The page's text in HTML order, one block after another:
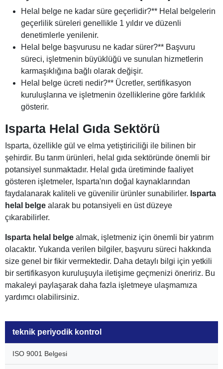
teknik periyodik kontrol
ISO 9001 Belgesi
Helal belge ne kadar süre geçerlidir?** Helal belgelerin
geçerlilik süreleri genellikle 1 yıldır ve düzenli
denetimlerle yenilenir.
Helal belge başvurusu ne kadar sürer?** Başvuru
süreci, işletmenin büyüklüğü ve sunulan hizmetlerin
karmaşıklığına bağlı olarak değişir.
Helal belge ücreti nedir?** Ücretler, sertifikasyon
kuruluşlarına ve işletmenin özelliklerine göre farklılık
gösterir.
Isparta Helal Gıda Sektörü
Isparta, özellikle gül ve elma yetiştiriciliği ile bilinen bir
şehirdir. Bu tarım ürünleri, helal gıda sektöründe önemli bir
potansiyel sunmaktadır. Helal gıda üretiminde faaliyet
gösteren işletmeler, Isparta'nın doğal kaynaklarından
faydalanarak kaliteli ve güvenilir ürünler sunabilirler. Isparta
helal belge alarak bu potansiyeli en üst düzeye
çıkarabilirler.
Isparta helal belge almak, işletmeniz için önemli bir yatırım
olacaktır. Yukarıda verilen bilgiler, başvuru süreci hakkında
size genel bir fikir vermektedir. Daha detaylı bilgi için yetkili
bir sertifikasyon kuruluşuyla iletişime geçmenizi öneririz. Bu
makaleyi paylaşarak daha fazla işletmeye ulaşmamıza
yardımcı olabilirsiniz.